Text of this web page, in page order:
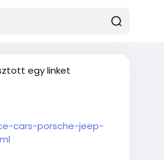
egy linket
cars-porsche-jeep-